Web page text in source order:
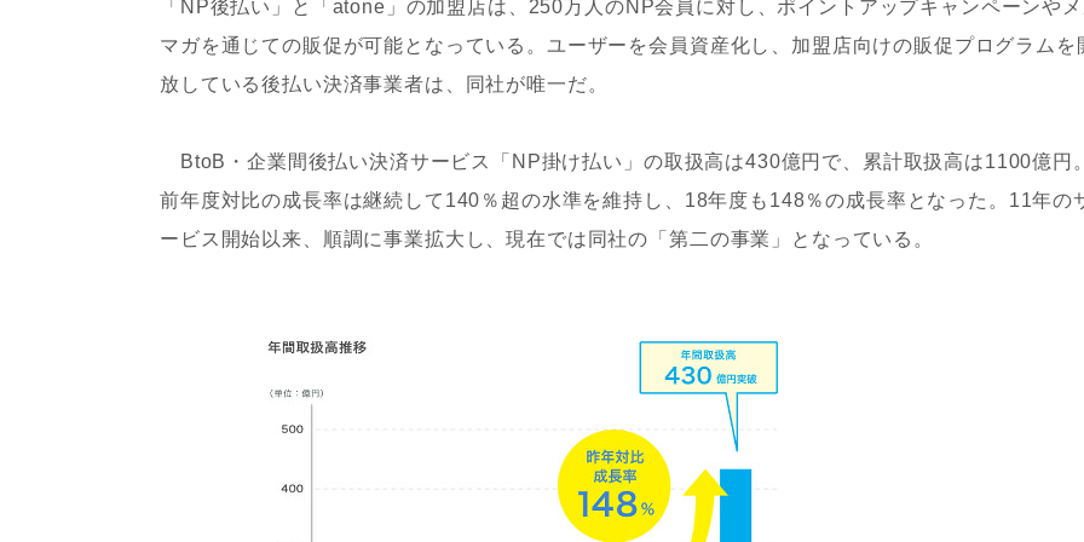
「NP後払い」と「atone」の加盟店は、250万人のNP会員に対し、ポイントアップキャンペーンや
マガを通じての販促が可能となっている。ユーザーを会員資産化し、加盟店向けの販促プログラムを
放している後払い決済事業者は、同社が唯一だ。
BtoB・企業間後払い決済サービス「NP掛け払い」の取扱高は430億円で、累計取扱高は1100億円。
前年度対比の成長率は継続して140％超の水準を維持し、18年度も148％の成長率となった。11年の
ービス開始以来、順調に事業拡大し、現在では同社の「第二の事業」となっている。